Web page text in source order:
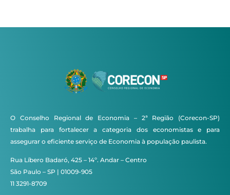
O Conselho Regional de Economia – 2ª Região (Corecon-SP)
trabalha para fortalecer a categoria dos economistas e para
assegurar o eficiente serviço de Economia à população paulista.
Rua Líbero Badaró, 425 – 14º. Andar – Centro
São Paulo – SP | 01009-905
11 3291-8709